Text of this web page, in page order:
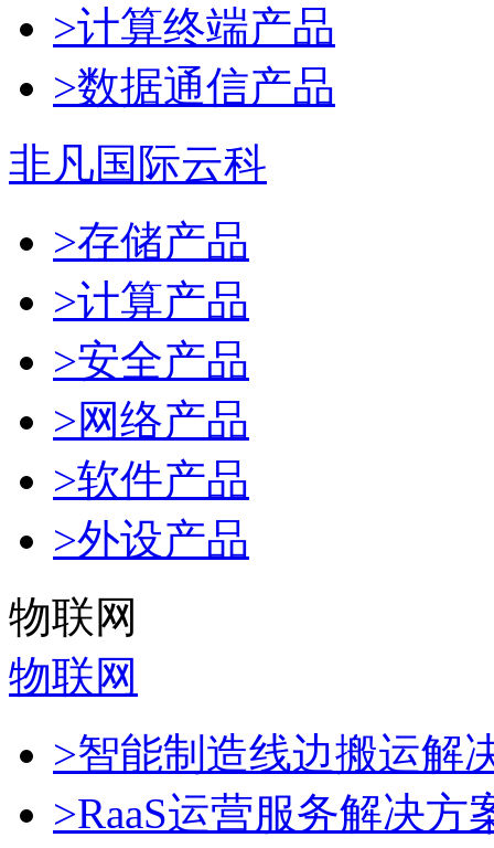
>计算终端产品
>数据通信产品
非凡国际云科
>存储产品
>计算产品
>安全产品
>网络产品
>软件产品
>外设产品
物联网
物联网
>智能制造线边搬运解
>RaaS运营服务解决方